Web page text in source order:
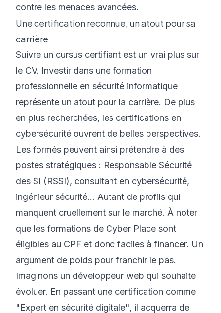
contre les menaces avancées.
Une certification reconnue, un atout pour sa
carrière
Suivre un cursus certifiant est un vrai plus sur
le CV. Investir dans une formation
professionnelle en sécurité informatique
représente un atout pour la carrière. De plus
en plus recherchées, les certifications en
cybersécurité ouvrent de belles perspectives.
Les formés peuvent ainsi prétendre à des
postes stratégiques : Responsable Sécurité
des SI (RSSI), consultant en cybersécurité,
ingénieur sécurité... Autant de profils qui
manquent cruellement sur le marché. À noter
que les formations de Cyber Place sont
éligibles au CPF et donc faciles à financer. Un
argument de poids pour franchir le pas.
Imaginons un développeur web qui souhaite
évoluer. En passant une certification comme
"Expert en sécurité digitale", il acquerra de